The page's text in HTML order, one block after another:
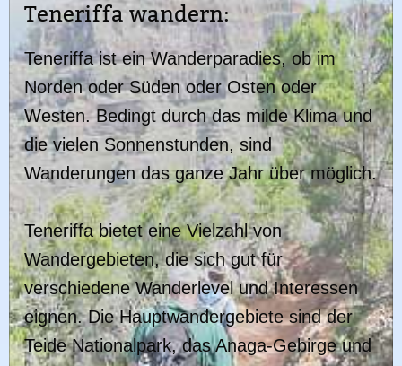
Teneriffa wandern:
Teneriffa ist ein Wanderparadies, ob im
Norden oder Süden oder Osten oder
Westen. Bedingt durch das milde Klima und
die vielen Sonnenstunden, sind
Wanderungen das ganze Jahr über möglich.
Teneriffa bietet eine Vielzahl von
Wandergebieten, die sich gut für
verschiedene Wanderlevel und Interessen
eignen. Die Hauptwandergebiete sind der
Teide Nationalpark, das Anaga-Gebirge und